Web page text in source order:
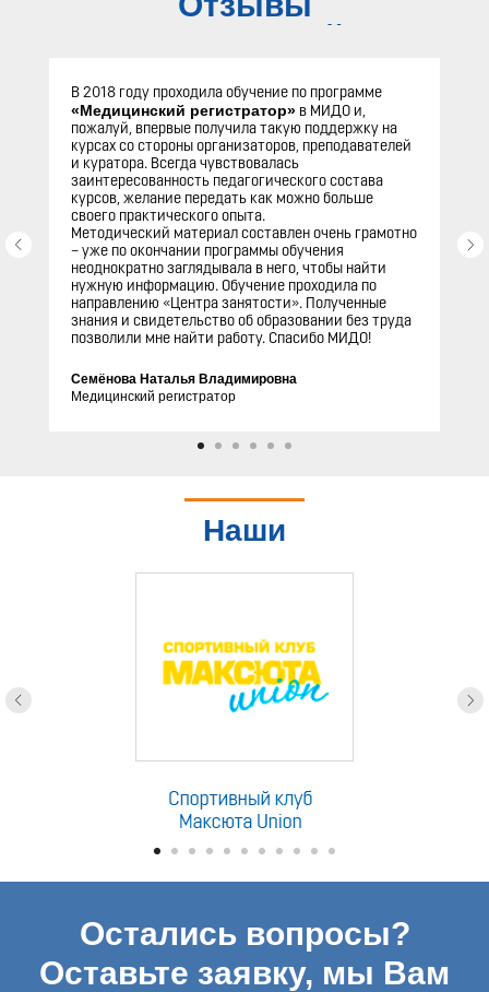
слушателей
В 2018 году проходила обучение по программе
«Медицинский регистратор» в МИДО и,
пожалуй, впервые получила такую поддержку на
курсах со стороны организаторов, преподавателей
и куратора. Всегда чувствовалась
заинтересованность педагогического состава
курсов, желание передать как можно больше
своего практического опыта.
Методический материал составлен очень грамотно
– уже по окончании программы обучения
неоднократно заглядывала в него, чтобы найти
нужную информацию. Обучение проходила по
направлению «Центра занятости». Полученные
знания и свидетельство об образовании без труда
позволили мне найти работу. Спасибо МИДО!
Семёнова Наталья Владимировна
Медицинский регистратор
Наши
Остались вопросы?
Оставьте заявку, мы Вам